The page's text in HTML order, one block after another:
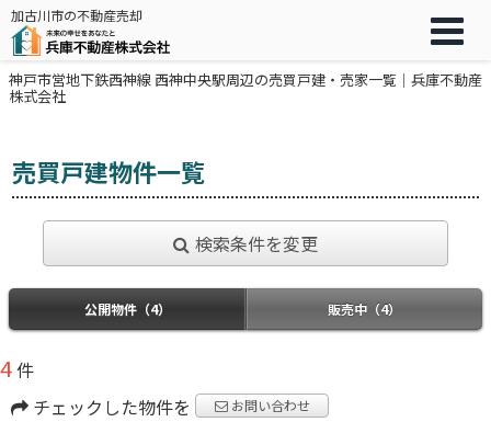
加古川市の不動産売却
神戸市営地下鉄西神線 西神中央駅周辺の売買戸建・売家一覧｜兵庫不動産
株式会社
売買戸建物件一覧
検索条件を変更
公開物件（4） 販売中（4）
4件
チェックした物件を
お問い合わせ